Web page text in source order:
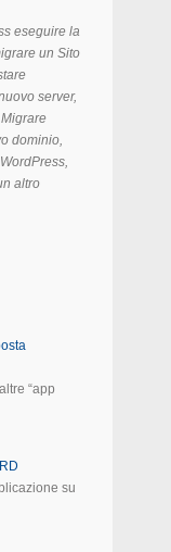
eseguire la
un Sito
server,
dominio,
altro
“app
su